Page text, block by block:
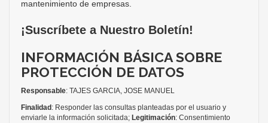
mantenimiento de empresas.
¡Suscríbete a Nuestro Boletín!
INFORMACIÓN BÁSICA SOBRE
PROTECCIÓN DE DATOS
Responsable: TAJES GARCIA, JOSE MANUEL
Finalidad : Responder las consultas planteadas por el usuario y
enviarle la información solicitada; Legitimación: Consentimiento